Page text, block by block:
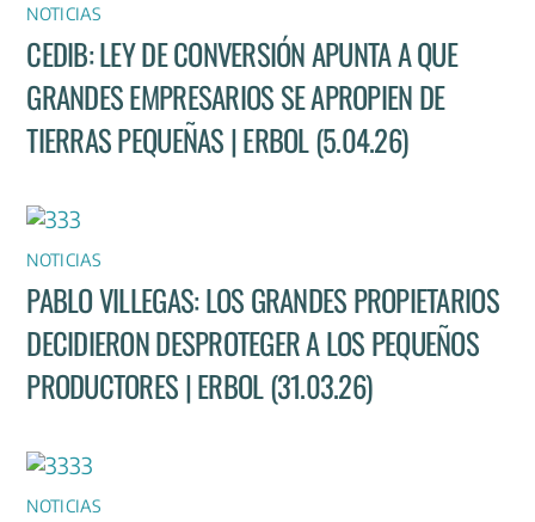
NOTICIAS
CEDIB: LEY DE CONVERSIÓN APUNTA A QUE
GRANDES EMPRESARIOS SE APROPIEN DE
TIERRAS PEQUEÑAS | ERBOL (5.04.26)
NOTICIAS
PABLO VILLEGAS: LOS GRANDES PROPIETARIOS
DECIDIERON DESPROTEGER A LOS PEQUEÑOS
PRODUCTORES | ERBOL (31.03.26)
NOTICIAS